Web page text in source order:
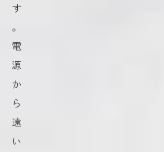
す
。
電
源
か
ら
遠
い